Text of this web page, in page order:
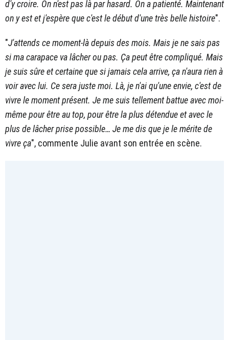
d'y croire. On n'est pas là par hasard. On a patienté. Maintenant
on y est et j'espère que c'est le début d'une très belle histoire".
"J'attends ce moment-là depuis des mois. Mais je ne sais pas
si ma carapace va lâcher ou pas. Ça peut être compliqué. Mais
je suis sûre et certaine que si jamais cela arrive, ça n'aura rien à
voir avec lui. Ce sera juste moi. Là, je n'ai qu'une envie, c'est de
vivre le moment présent. Je me suis tellement battue avec moi-
même pour être au top, pour être la plus détendue et avec le
plus de lâcher prise possible… Je me dis que je le mérite de
vivre ça", commente Julie avant son entrée en scène.